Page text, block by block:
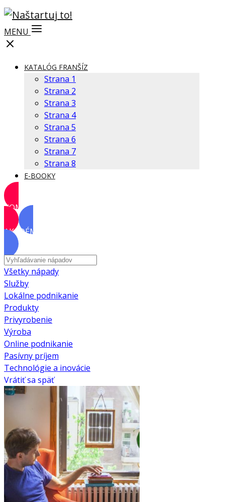
MENU
KATALÓG FRANŠÍZ
Strana 1
Strana 2
Strana 3
Strana 4
Strana 5
Strana 6
Strana 7
Strana 8
E-BOOKY
KOMUNITA
AKADÉMIA
Všetky nápady
Služby
Lokálne podnikanie
Produkty
Privyrobenie
Výroba
Online podnikanie
Pasívny príjem
Technológie a inovácie
Vrátiť sa späť